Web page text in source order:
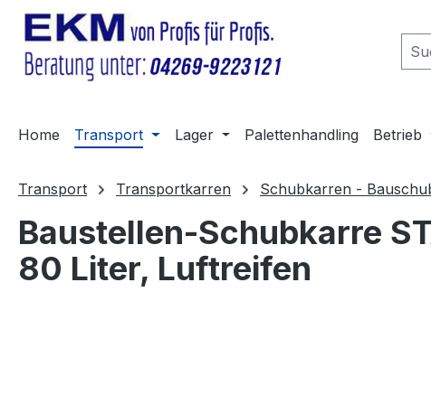
Hauptinhalt springen
Zur Suche springen
Zur Hauptnavigation springen
Home Transport Lager Palettenhandling Betrieb
Transport Transportkarren Schubkarren -
Baustellen-Schubkarre
80 Liter, Luftreifen